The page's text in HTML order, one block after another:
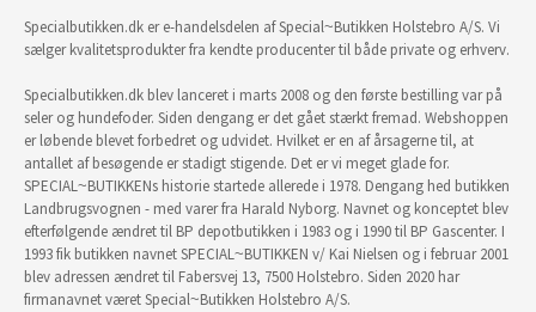
Specialbutikken.dk er e-handelsdelen af Special~Butikken Holstebro A/S. Vi
sælger kvalitetsprodukter fra kendte producenter til både private og erhverv.
Specialbutikken.dk blev lanceret i marts 2008 og den første bestilling var på
seler og hundefoder. Siden dengang er det gået stærkt fremad. Webshoppen
er løbende blevet forbedret og udvidet. Hvilket er en af årsagerne til, at
antallet af besøgende er stadigt stigende. Det er vi meget glade for.
SPECIAL~BUTIKKENs historie startede allerede i 1978. Dengang hed butikken
Landbrugsvognen - med varer fra Harald Nyborg. Navnet og konceptet blev
efterfølgende ændret til BP depotbutikken i 1983 og i 1990 til BP Gascenter. I
1993 fik butikken navnet SPECIAL~BUTIKKEN v/ Kai Nielsen og i februar 2001
blev adressen ændret til Fabersvej 13, 7500 Holstebro. Siden 2020 har
firmanavnet været Special~Butikken Holstebro A/S.